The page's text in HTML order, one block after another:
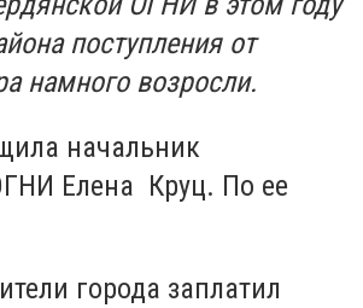
поступления от
намного возросли.
начальник
Елена Круц. По ее
города заплатил